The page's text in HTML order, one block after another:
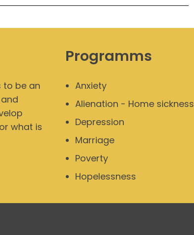
to be an
what is
Programms
Anxiety
Alienation - Home sickness
Depression
Marriage
Poverty
Hopelessness